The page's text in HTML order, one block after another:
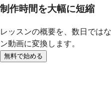
制作時間を大幅に短縮
レッスンの概要を、数日では
ン動画に変換します。
無料で始める